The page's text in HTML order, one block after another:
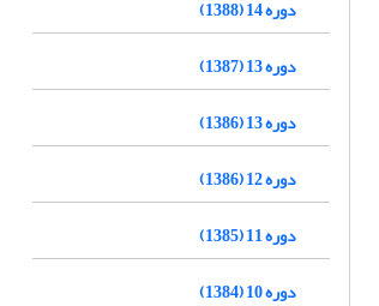
دوره 14 (1388)
دوره 13 (1387)
دوره 13 (1386)
دوره 12 (1386)
دوره 11 (1385)
دوره 10 (1384)